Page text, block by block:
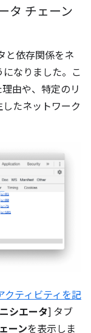
タ チェーン
と依存関係をネ
なりました。こ
由や、特定のリ
たネットワーク
クティビティを記
シエータ] タブ
ーンを表示しま